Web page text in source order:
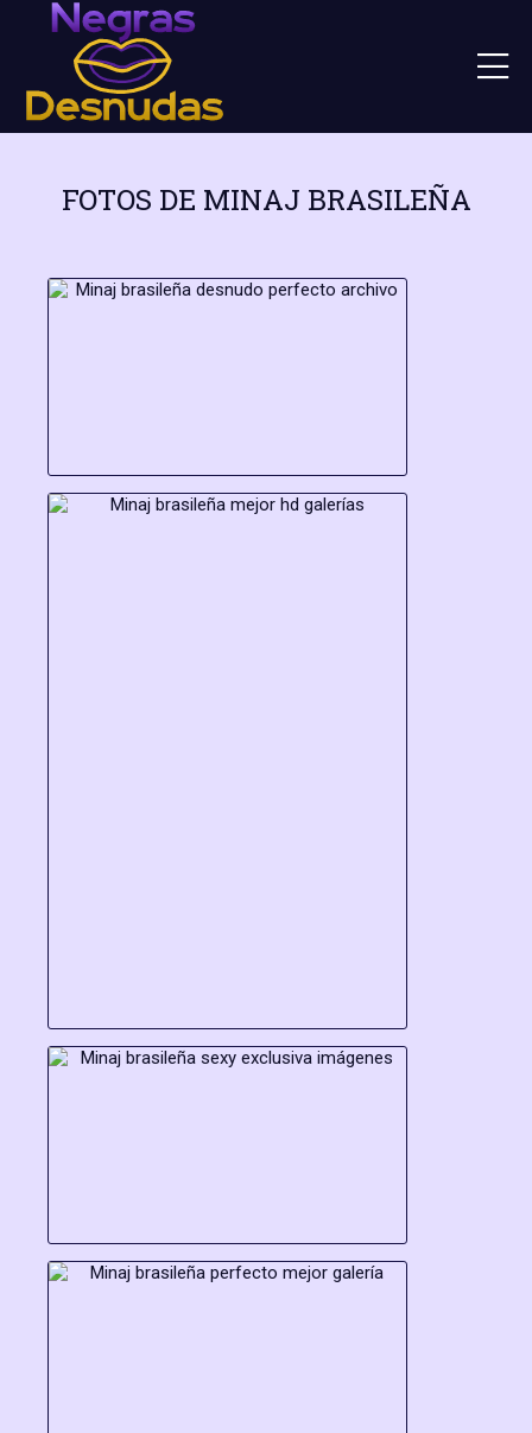
FOTOS DE MINAJ BRASILEÑA